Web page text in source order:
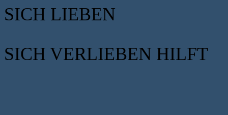
SICH LIEBEN
SICH VERLIEBEN HILFT